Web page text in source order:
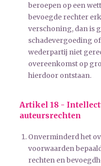
beroepen op een
bevoegde rechter
verschoning, dan is
schadevergoeding
wederpartij niet
overeenkomst op
hierdoor ontstaan.
Artikel 18 -
auteursrechten
Onverminderd het
voorwaarden
rechten en